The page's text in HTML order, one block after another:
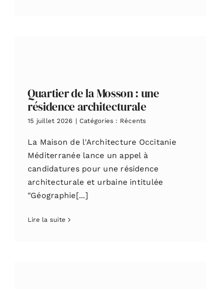
Quartier de la Mosson : une
résidence architecturale
15 juillet 2026 | Catégories : Récents
La Maison de l'Architecture Occitanie
Méditerranée lance un appel à
candidatures pour une résidence
architecturale et urbaine intitulée
"Géographie[...]
Lire la suite